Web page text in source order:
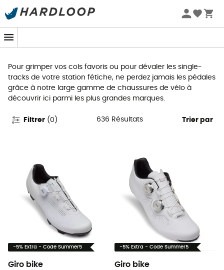
Promos d'été 🔥 -5 % EXTRA dès 2 produits* code Summer5
Chaussures vélo
Pour grimper vos cols favoris ou pour dévaler les single-
tracks de votre station fétiche, ne perdez jamais les pédales
grâce à notre large gamme de chaussures de vélo à
découvrir ici parmi les plus grandes marques.
Filtrer (0 ) 636 Résultats Trier par
-5% Extra - Code Summer5
Giro bike
-5% Extra - Code Summer5
Giro bike